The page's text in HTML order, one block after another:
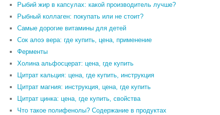
Рыбий жир в капсулах: какой производитель лучше?
Рыбный коллаген: покупать или не стоит?
Самые дорогие витамины для детей
Сок алоэ вера: где купить, цена, применение
Ферменты
Холина альфосцерат: цена, где купить
Цитрат кальция: цена, где купить, инструкция
Цитрат магния: инструкция, цена, где купить
Цитрат цинка: цена, где купить, свойства
Что такое полифенолы? Содержание в продуктах